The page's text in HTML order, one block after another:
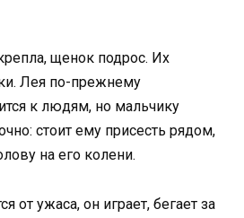
щенок подрос. Их
Лея по-прежнему
к людям, но мальчику
стоит ему присесть рядом,
на его колени.
от ужаса, он играет, бегает за